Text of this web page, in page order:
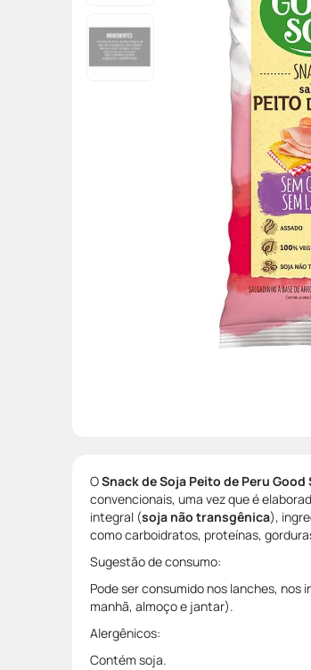
OSnack de Soja Peito de Peru Good
convencionais, uma vez que é
integral (soja não transgênica),
como carboidratos, proteínas,
Sugestão de consumo:
Pode ser consumido nos lanches,
manhã, almoço e jantar).
Alergênicos:
Contém soja.